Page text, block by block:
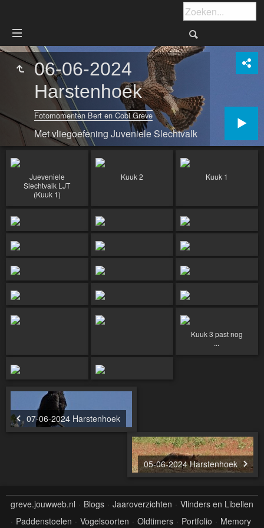
06-06-2024
Harstenhoek
Fotomomenten Bert en Cobi Greve
Met vliegoefening Juveniele Slechtvalk
Jueveniele
Slechtvalk LJT
(Kuuk 1)
Kuuk 2 Kuuk 1
Kuuk 3 past nog
...
07-06-2024 Harstenhoek
05-06-2024 Harstenhoek
greve.jouwweb.nl Blogs Jaaroverzichten
Vlinders en Libellen
Paddenstoelen
Vogelsoorten Oldtimers Portfolio Memory